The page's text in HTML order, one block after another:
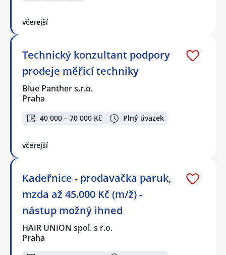
včerejší
Technický konzultant podpory
prodeje měřicí techniky
Blue Panther s.r.o.
Praha
40 000 – 70 000 Kč Plný úvazek
včerejší
Kadeřnice - prodavačka paruk,
mzda až 45.000 Kč (m/ž) -
nástup možný ihned
HAIR UNION spol. s r.o.
Praha